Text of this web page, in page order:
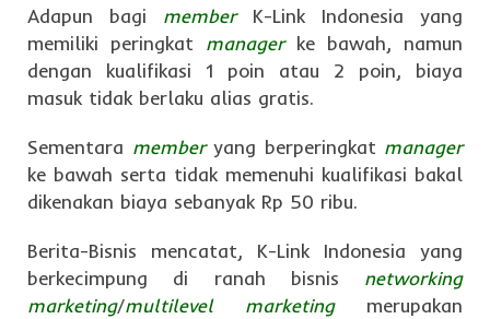
Adapun bagi memberK-Link Indonesia yang
memiliki peringkat managerke bawah, namun
dengan kualifikasi 1 poin atau 2 poin, biaya
masuk tidak berlaku alias gratis.
Sementara memberyang berperingkat manager
ke bawah serta tidak memenuhi kualifikasi bakal
dikenakan biaya sebanyak Rp 50 ribu.
Berita-Bisnis mencatat, K-Link Indonesia yang
berkecimpung di ranah bisnis networking
marketing/multilevel marketingmerupakan